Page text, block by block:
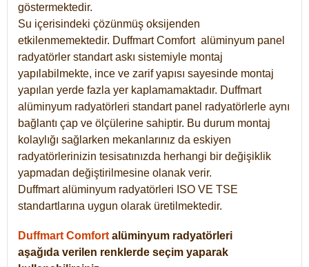
göstermektedir.
Su içerisindeki çözünmüş oksijenden
etkilenmemektedir. DuffmartComfort alüminyum panel
radyatörler standart askı sistemiyle montaj
yapılabilmekte, ince ve zarif yapısı sayesinde montaj
yapılan yerde fazla yer kaplamamaktadır. Duffmart
alüminyum radyatörleri standart panel radyatörlerle aynı
bağlantı çap ve ölçülerine sahiptir. Bu durum montaj
kolaylığı sağlarken mekanlarınız da eskiyen
radyatörlerinizin tesisatınızda herhangi bir değişiklik
yapmadan değiştirilmesine olanak verir.
Duffmart alüminyum radyatörleri ISO VE TSE
standartlarına uygun olarak üretilmektedir.
Duffmart Comfort alüminyum radyatörleri
aşağıda verilen renklerde seçim yaparak